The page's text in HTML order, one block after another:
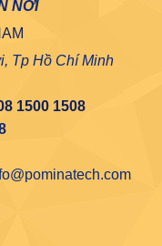
NƠI
Tp Hồ Chí Minh
1500 1508